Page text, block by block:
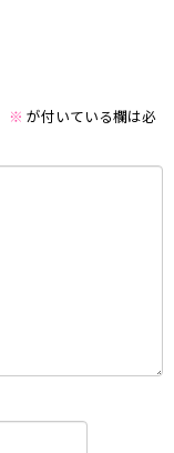
※ が付いている欄は必